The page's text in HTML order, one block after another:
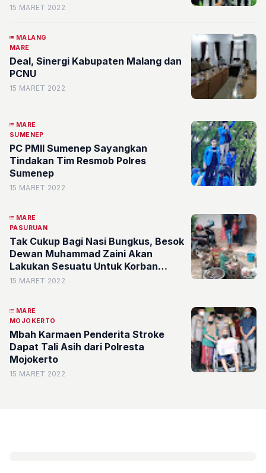
15 MARET 2022
MALANG
MARE
Deal, Sinergi Kabupaten Malang dan
PCNU
15 MARET 2022
MARE
SUMENEP
PC PMII Sumenep Sayangkan
Tindakan Tim Resmob Polres
Sumenep
15 MARET 2022
MARE
PASURUAN
Tak Cukup Bagi Nasi Bungkus, Besok
Dewan Muhammad Zaini Akan
Lakukan Sesuatu Untuk Korban
Banjir Pohjentrek
15 MARET 2022
MARE
MOJOKERTO
Mbah Karmaen Penderita Stroke
Dapat Tali Asih dari Polresta
Mojokerto
15 MARET 2022